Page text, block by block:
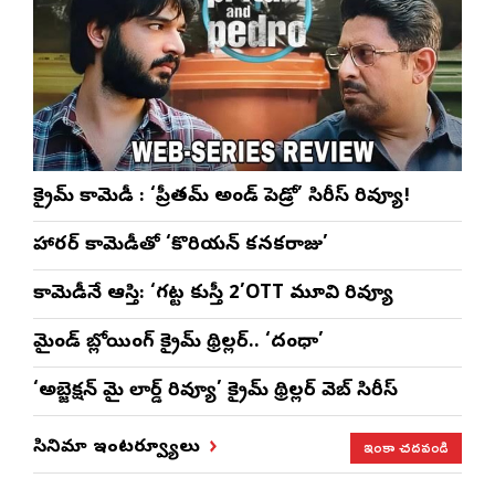
క్రైమ్ కామెడీ : ‘ప్రీతమ్ అండ్ పెడ్రో’ సిరీస్ రివ్యూ!
హారర్ కామెడీతో ‘కొరియన్ కనకరాజు’
కామెడీనే ఆస్తి: ‘గట్ట కుస్తీ 2’OTT మూవి రివ్యూ
మైండ్ బ్లోయింగ్ క్రైమ్ థ్రిల్లర్.. ‘దంధా’
‘అబ్జెక్ష‌న్ మై లార్డ్ రివ్యూ’ క్రైమ్ థ్రిల్ల‌ర్ వెబ్ సిరీస్
సినిమా ఇంటర్వ్యూలు ఇంకా చదవండి